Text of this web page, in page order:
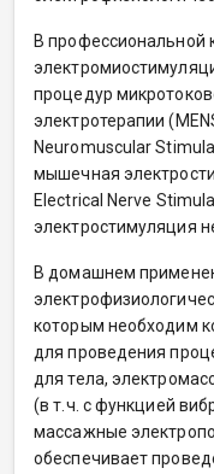
В профессиональной
процедур
электротерапии
Neuromuscular
мышечная
Electrical Nerve
электростимуляция
В домашнем
которым необходим
для проведения
для тела,
(в т.ч. с функцией
массажные
обеспечивает